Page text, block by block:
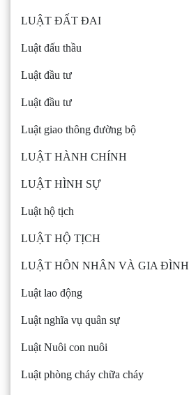
LUẬT ĐẤT ĐAI
Luật đấu thầu
Luật đầu tư
Luật đầu tư
Luật giao thông đường bộ
LUẬT HÀNH CHÍNH
LUẬT HÌNH SỰ
Luật hộ tịch
LUẬT HỘ TỊCH
LUẬT HÔN NHÂN VÀ GIA ĐÌNH
Luật lao động
Luật nghĩa vụ quân sự
Luật Nuôi con nuôi
Luật phòng cháy chữa cháy